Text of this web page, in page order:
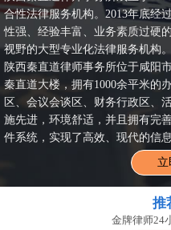
合性法律服务机构。2013年底经
性强、经验丰富、业务素质过硬
视野的大型专业化法律服务机构。
陕西秦直道律师事务所位于咸阳
秦直道大楼，拥有1000余平米的
区、会议会谈区、财务行政区、
施先进，环境舒适，并且拥有完
件系统，实现了高效、现代的信息
立
推
金牌律师24